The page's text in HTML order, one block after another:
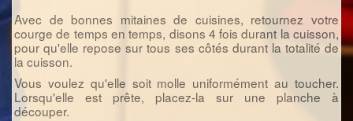
Avec de bonnes mitaines de cuisines, retournez votre
courge de temps en temps, disons 4 fois durant la cuisson,
pour qu'elle repose sur tous ses côtés durant la totalité de
la cuisson.
Vous voulez qu'elle soit molle uniformément au toucher.
Lorsqu'elle est prête, placez-la sur une planche à
découper.